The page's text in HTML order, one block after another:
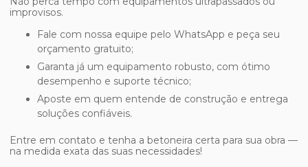
improvisos.
Fale com nossa equipe pelo WhatsApp e peça seu
orçamento gratuito;
Garanta já um equipamento robusto, com ótimo
desempenho e suporte técnico;
Aposte em quem entende de construção e entrega
soluções confiáveis.
Entre em contato e tenha a betoneira certa para sua obra —
na medida exata das suas necessidades!